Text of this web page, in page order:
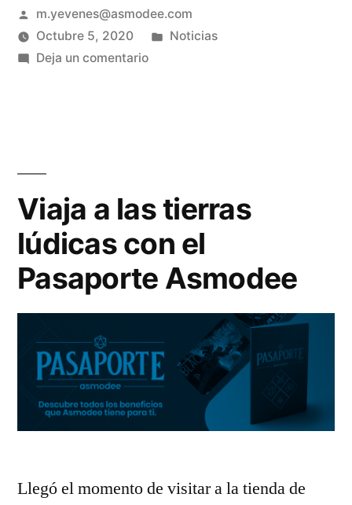
m.yevenes@asmodee.com
Octubre 5, 2020
Noticias
Deja un comentario
Viaja a las tierras
lúdicas con el
Pasaporte Asmodee
Llegó el momento de visitar a la tienda de